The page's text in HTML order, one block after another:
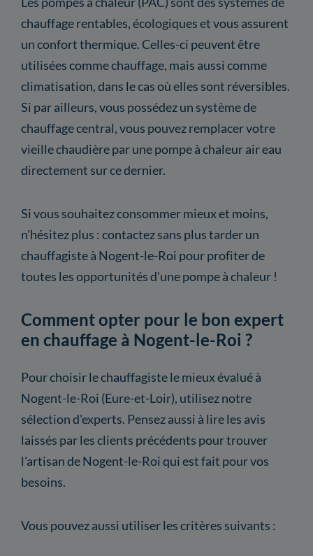
chauffage rentables, écologiques et vous assurent
un confort thermique. Celles-ci peuvent être
utilisées comme chauffage, mais aussi comme
climatisation, dans le cas où elles sont réversibles.
Si par ailleurs, vous possédez un système de
chauffage central, vous pouvez remplacer votre
vieille chaudière par une pompe à chaleur air eau
directement sur ce dernier.
Si vous souhaitez consommer mieux et moins,
n'hésitez plus : contactez sans plus tarder un
chauffagiste à Nogent-le-Roi pour profiter de
toutes les opportunités d'une pompe à chaleur !
Comment opter pour le bon expert
en chauffage à Nogent-le-Roi ?
Pour choisir le chauffagiste le mieux évalué à
Nogent-le-Roi (Eure-et-Loir), utilisez notre
sélection d'experts. Pensez aussi à lire les avis
laissés par les clients précédents pour trouver
l'artisan de Nogent-le-Roi qui est fait pour vos
besoins.
Vous pouvez aussi utiliser les critères suivants :